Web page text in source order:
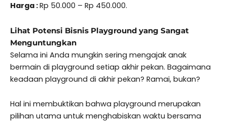
Harga :Rp 50.000 – Rp 450.000.
Lihat Potensi Bisnis Playground yang Sangat
Menguntungkan
Selama ini Anda mungkin sering mengajak anak
bermain di playground setiap akhir pekan. Bagaimana
keadaan playground di akhir pekan? Ramai, bukan?
Hal ini membuktikan bahwa playground merupakan
pilihan utama untuk menghabiskan waktu bersama